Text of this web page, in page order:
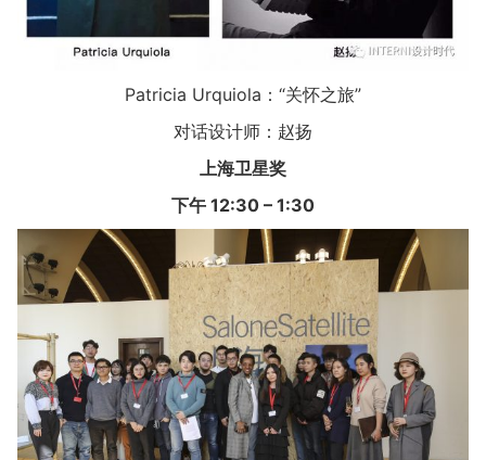
Patricia Urquiola：“关怀之旅”
对话设计师：赵扬
上海卫星奖
下午 12:30 – 1:30